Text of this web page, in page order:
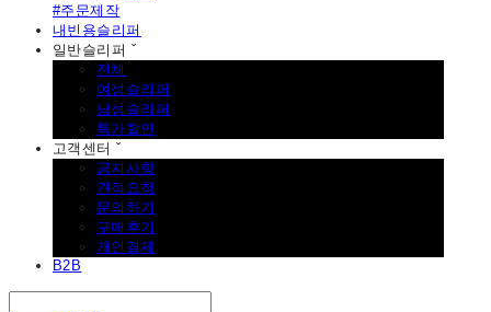
#주문제작
내빈용슬리퍼
일반슬리퍼 ˇ
전체
여성슬리퍼
남성슬리퍼
특가할인
고객센터 ˇ
공지사항
견적요청
문의하기
구매후기
개인결제
B2B